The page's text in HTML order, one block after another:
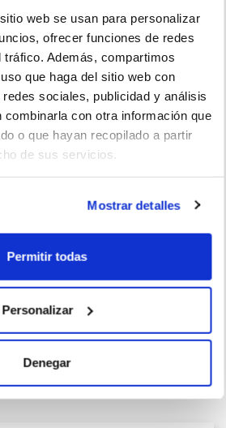
web se usan para personalizar
ofrecer funciones de redes
Además, compartimos
que haga del sitio web con
sociales, publicidad y análisis
combinarla con otra información que
o que hayan recopilado a partir
de sus servicios.
Mostrar detalles
Permitir todas
Personalizar
Denegar
al ser un vehículo compacto y
la mayoría de los espacios. Lo
familiares y largos al ser muy cómodo.
ofertante del renting y tiene solo
contractuales.
KIA SPORTAGE